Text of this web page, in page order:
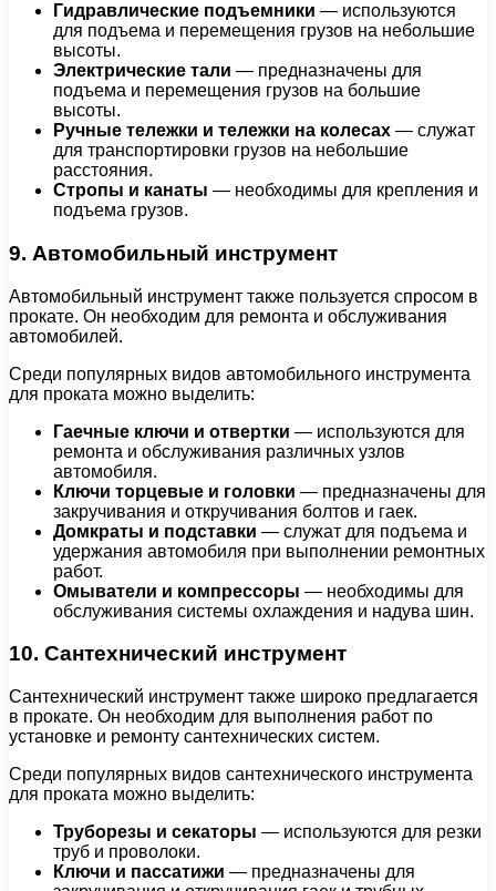
Гидравлические подъемники — используются
для подъема и перемещения грузов на небольшие
высоты.
Электрические тали — предназначены для
подъема и перемещения грузов на большие
высоты.
Ручные тележки и тележки на колесах — служат
для транспортировки грузов на небольшие
расстояния.
Стропы и канаты — необходимы для крепления и
подъема грузов.
9. Автомобильный инструмент
Автомобильный инструмент также пользуется спросом в
прокате. Он необходим для ремонта и обслуживания
автомобилей.
Среди популярных видов автомобильного инструмента
для проката можно выделить:
Гаечные ключи и отвертки — используются для
ремонта и обслуживания различных узлов
автомобиля.
Ключи торцевые и головки — предназначены для
закручивания и откручивания болтов и гаек.
Домкраты и подставки — служат для подъема и
удержания автомобиля при выполнении ремонтных
работ.
Омыватели и компрессоры — необходимы для
обслуживания системы охлаждения и надува шин.
10. Сантехнический инструмент
Сантехнический инструмент также широко предлагается
в прокате. Он необходим для выполнения работ по
установке и ремонту сантехнических систем.
Среди популярных видов сантехнического инструмента
для проката можно выделить:
Труборезы и секаторы — используются для резки
труб и проволоки.
Ключи и пассатижи — предназначены для